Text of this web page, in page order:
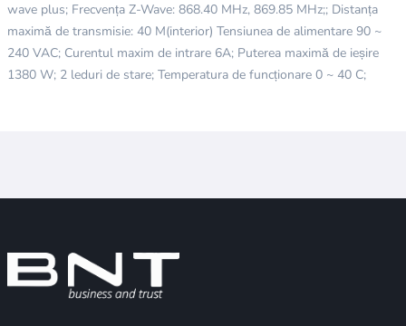
wave plus; Frecvența Z-Wave: 868.40 MHz, 869.85 MHz;; Distanța
maximă de transmisie: 40 M(interior) Tensiunea de alimentare 90 ~
240 VAC; Curentul maxim de intrare 6A; Puterea maximă de ieșire
1380 W; 2 leduri de stare; Temperatura de funcționare 0 ~ 40 C;